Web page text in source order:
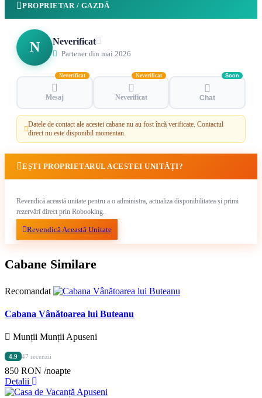
PROPRIETAR / GAZDĂ
N Neverificat
Partener din mai 2026
Mesaj
Neverificat
Neverificat
Neverificat
Chat
Soon
Datele de contact ale acestei cabane nu au fost încă verificate. Contactul
direct nu este disponibil momentan.
EȘTI PROPRIETARUL ACESTEI UNITĂȚI?
Revendică această unitate pentru a o administra, actualiza disponibilitatea și primi
rezervări direct prin Robooking.
Revendică Această Unitate
Cabane Similare
Recomandat
Cabana Vânătoarea lui Buteanu
Munții Munții Apuseni
4.9 47 recenzii
850 RON /noapte
Detalii